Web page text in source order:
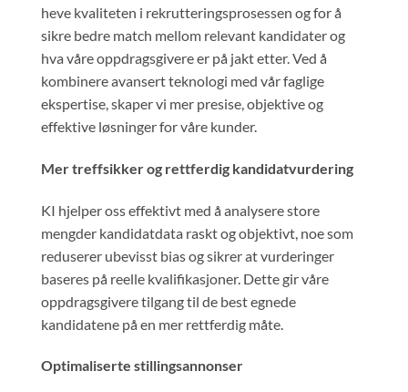
heve kvaliteten i rekrutteringsprosessen og for å
sikre bedre match mellom relevant kandidater og
hva våre oppdragsgivere er på jakt etter. Ved å
kombinere avansert teknologi med vår faglige
ekspertise, skaper vi mer presise, objektive og
effektive løsninger for våre kunder.
Mer treffsikker og rettferdig kandidatvurdering
KI hjelper oss effektivt med å analysere store
mengder kandidatdata raskt og objektivt, noe som
reduserer ubevisst bias og sikrer at vurderinger
baseres på reelle kvalifikasjoner. Dette gir våre
oppdragsgivere tilgang til de best egnede
kandidatene på en mer rettferdig måte.
Optimaliserte stillingsannonser